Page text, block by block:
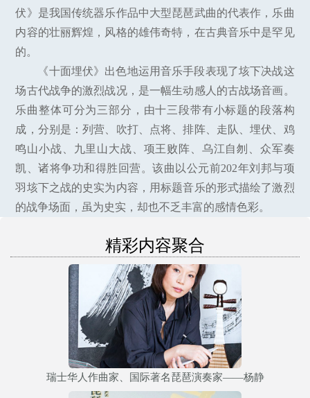
伏》是我国传统器乐作品中大型琵琶武曲的代表作，乐曲
内容的壮丽辉煌，风格的雄伟奇特，在古典音乐中是罕见
的。
《十面埋伏》出色地运用音乐手段表现了垓下决战这
场古代战争的激烈战况，是一幅生动感人的古战场音画。
乐曲整体可分为三部分，由十三段带有小标题的段落构
成，分别是：列营、吹打、点将、排阵、走队、埋伏、鸡
鸣山小战、九里山大战、项王败阵、乌江自刎、众军奏
凯、诸将争功和得胜回营。该曲以公元前202年刘邦与项
羽垓下之战的史实为内容，用标题音乐的形式描绘了激烈
的战争场面，虽为史实，却也不乏丰富的感情色彩。
精彩内容聚合
瑞士华人作曲家、国际著名琵琶演奏家——杨静